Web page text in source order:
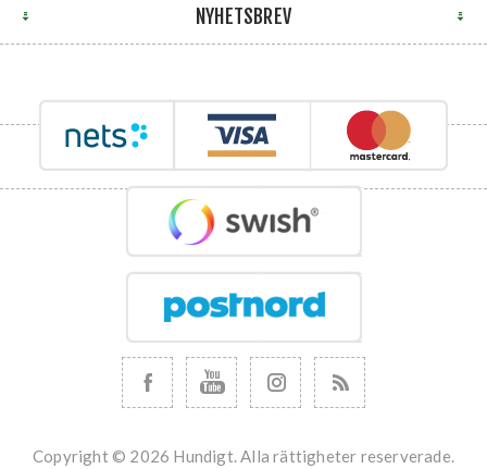
NYHETSBREV
Copyright © 2026 Hundigt. Alla rättigheter reserverade.